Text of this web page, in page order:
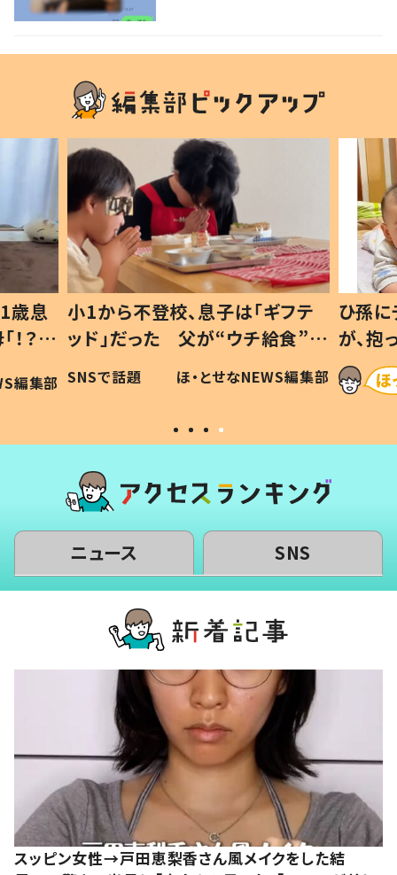
歳息
？」
編集部
小1から不登校、息子は「ギフテ
ッド」だった 父が“ウチ給食”を
作り続ける理由とは #令和の親
#令和の子
SNSで話題 ほ・とせなNEWS編集部
ひ孫
が、
「涙が
い」
ニュース SNS
スッピン女性→戸田恵梨香さん風メイクをした結